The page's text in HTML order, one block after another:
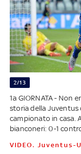
2/13
1a GIORNATA - Non
storia della
campionato in casa.
bianconeri: 0-1
VIDEO. Juventus-